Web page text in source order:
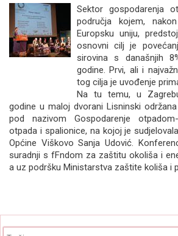
Sektor gospodarenja
područja kojem,
Europsku uniju,
osnovni cilj je
sirovina s današnjih
godine. Prvi, ali i
tog cilja je uvođenje
Na tu temu, u
godine u maloj dvorani Lisninski
pod nazivom Gospodarenje
otpada i spalionice, na kojoj je
Općine Viškovo Sanja Udović.
suradnji s fFndom za zaštitu okoliša i
a uz podršku Ministarstva zaštite koliša i